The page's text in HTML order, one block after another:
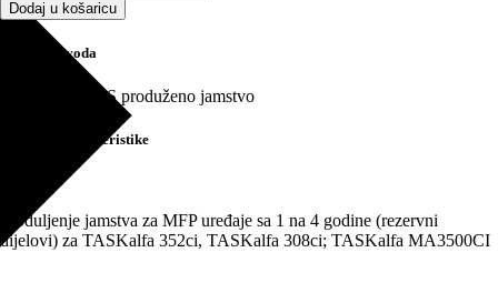
garancija
Dodaj u košaricu
Opis proizvoda
KYOsafe PLUS produženo jamstvo
Tehničke karakteristike
Produljenje jamstva za MFP uređaje sa 1 na 4 godine (rezervni
dijelovi) za TASKalfa 352ci, TASKalfa 308ci; TASKalfa MA3500CI